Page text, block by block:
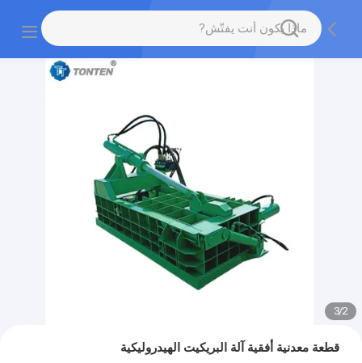
2
/
3
قطعة معدنية أفقية آلة البريكيت الهيدروليكية